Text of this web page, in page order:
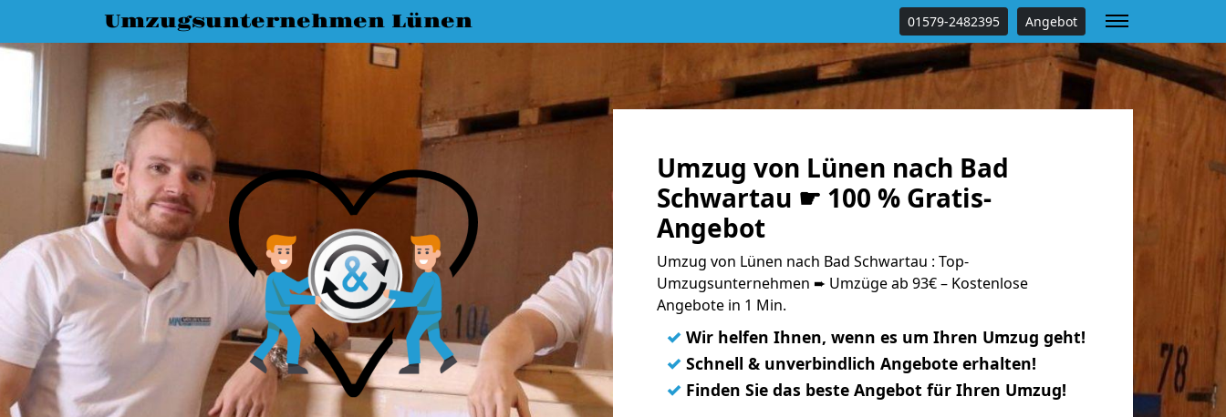
Umzugsunternehmen Lünen 01579-2482395 Angebot
Umzug von Lünen nach Bad
Schwartau ☛ 100 % Gratis-
Angebot
Umzug von Lünen nach Bad Schwartau : Top-
Umzugsunternehmen ➨ Umzüge ab 93€ – Kostenlose
Angebote in 1 Min.
✓ Wir helfen Ihnen, wenn es um Ihren Umzug geht!
✓ Schnell & unverbindlich Angebote erhalten!
✓ Finden Sie das beste Angebot für Ihren Umzug!